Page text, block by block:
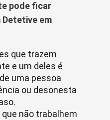
pode ficar
em
que trazem
e um deles é
uma pessoa
ou desonesta
não trabalhem